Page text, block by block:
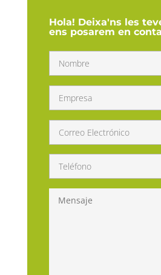
Hola! Deixa'ns les
ens posarem en